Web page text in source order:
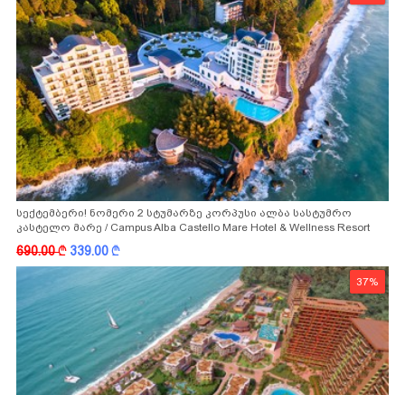
სექტემბერი! ნომერი 2 სტუმარზე კორპუსი ალბა სასტუმრო
კასტელო მარე / Campus Alba Castello Mare Hotel & Wellness Resort
690.00k 339.00k
37%